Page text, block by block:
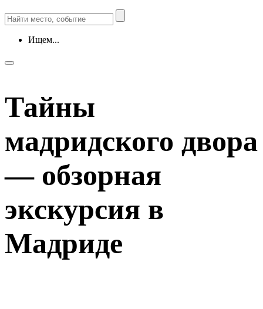
Ищем...
Тайны
мадридского двора
— обзорная
экскурсия в
Мадриде